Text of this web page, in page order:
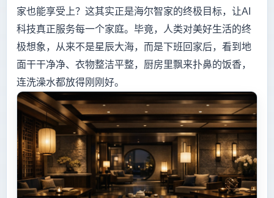
家也能享受上？这其实正是海尔智家的终极目标，让AI
科技真正服务每一个家庭。毕竟，人类对美好生活的终
极想象，从来不是星辰大海，而是下班回家后，看到地
面干干净净、衣物整洁平整，厨房里飘来扑鼻的饭香，
连洗澡水都放得刚刚好。